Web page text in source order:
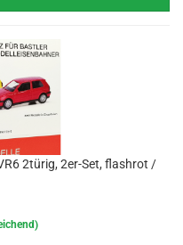
2türig, 2er-Set, flashrot /